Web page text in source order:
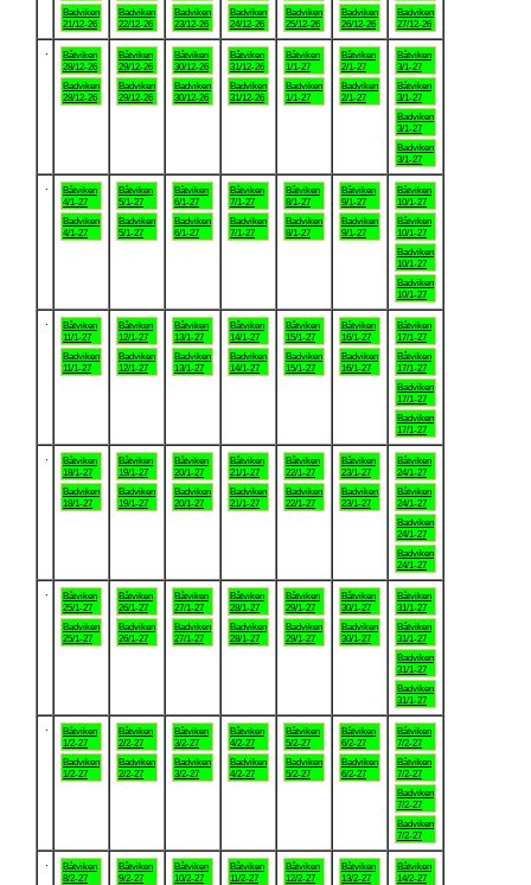
Badviken
21/12-26
Badviken
22/12-26
Badviken
23/12-26
Badviken
24/12-26
Badviken
25/12-26
Badviken
26/12-26
Badviken
27/12-26
Båtviken
28/12-26
Badviken
28/12-26
Båtviken
29/12-26
Badviken
29/12-26
Båtviken
30/12-26
Badviken
30/12-26
Båtviken
31/12-26
Badviken
31/12-26
Båtviken
1/1-27
Badviken
1/1-27
Båtviken
2/1-27
Badviken
2/1-27
Båtviken
3/1-27
Båtviken
3/1-27
Badviken
3/1-27
Badviken
3/1-27
Båtviken
4/1-27
Badviken
4/1-27
Båtviken
5/1-27
Badviken
5/1-27
Båtviken
6/1-27
Badviken
6/1-27
Båtviken
7/1-27
Badviken
7/1-27
Båtviken
8/1-27
Badviken
8/1-27
Båtviken
9/1-27
Badviken
9/1-27
Båtviken
10/1-27
Båtviken
10/1-27
Badviken
10/1-27
Badviken
10/1-27
Båtviken
11/1-27
Badviken
11/1-27
Båtviken
12/1-27
Badviken
12/1-27
Båtviken
13/1-27
Badviken
13/1-27
Båtviken
14/1-27
Badviken
14/1-27
Båtviken
15/1-27
Badviken
15/1-27
Båtviken
16/1-27
Badviken
16/1-27
Båtviken
17/1-27
Båtviken
17/1-27
Badviken
17/1-27
Badviken
17/1-27
Båtviken
18/1-27
Badviken
18/1-27
Båtviken
19/1-27
Badviken
19/1-27
Båtviken
20/1-27
Badviken
20/1-27
Båtviken
21/1-27
Badviken
21/1-27
Båtviken
22/1-27
Badviken
22/1-27
Båtviken
23/1-27
Badviken
23/1-27
Båtviken
24/1-27
Båtviken
24/1-27
Badviken
24/1-27
Badviken
24/1-27
Båtviken
25/1-27
Badviken
25/1-27
Båtviken
26/1-27
Badviken
26/1-27
Båtviken
27/1-27
Badviken
27/1-27
Båtviken
28/1-27
Badviken
28/1-27
Båtviken
29/1-27
Badviken
29/1-27
Båtviken
30/1-27
Badviken
30/1-27
Båtviken
31/1-27
Båtviken
31/1-27
Badviken
31/1-27
Badviken
31/1-27
Båtviken
1/2-27
Badviken
1/2-27
Båtviken
2/2-27
Badviken
2/2-27
Båtviken
3/2-27
Badviken
3/2-27
Båtviken
4/2-27
Badviken
4/2-27
Båtviken
5/2-27
Badviken
5/2-27
Båtviken
6/2-27
Badviken
6/2-27
Båtviken
7/2-27
Båtviken
7/2-27
Badviken
7/2-27
Badviken
7/2-27
Båtviken
8/2-27
Båtviken
9/2-27
Båtviken
10/2-27
Båtviken
11/2-27
Båtviken
12/2-27
Båtviken
13/2-27
Båtviken
14/2-27